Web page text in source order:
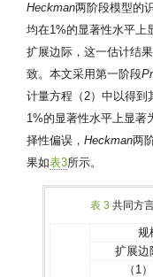
Heckman两阶段模型的
均在1%的显著性水平上
扩展边际，这一估计结
致。本文采用第一阶段
计量方程（2）中以得到
1%的显著性水平上显著
择性偏误，Heckman两
果如表3所示。
表 3 共同方
规
扩展边
（1）